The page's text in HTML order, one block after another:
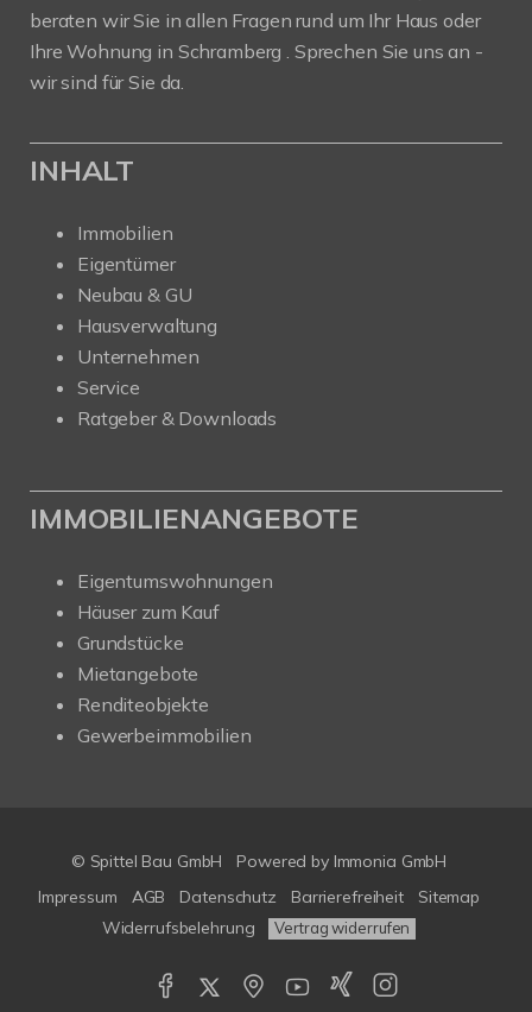
beraten wir Sie in allen Fragen rund um Ihr Haus oder
Ihre Wohnung in Schramberg . Sprechen Sie uns an -
wir sind für Sie da.
INHALT
Immobilien
Eigentümer
Neubau & GU
Hausverwaltung
Unternehmen
Service
Ratgeber & Downloads
IMMOBILIENANGEBOTE
Eigentumswohnungen
Häuser zum Kauf
Grundstücke
Mietangebote
Renditeobjekte
Gewerbeimmobilien
© Spittel Bau GmbH Powered by Immonia GmbH
Impressum
AGB Datenschutz Barrierefreiheit
Sitemap
Widerrufsbelehrung
Vertrag widerrufen